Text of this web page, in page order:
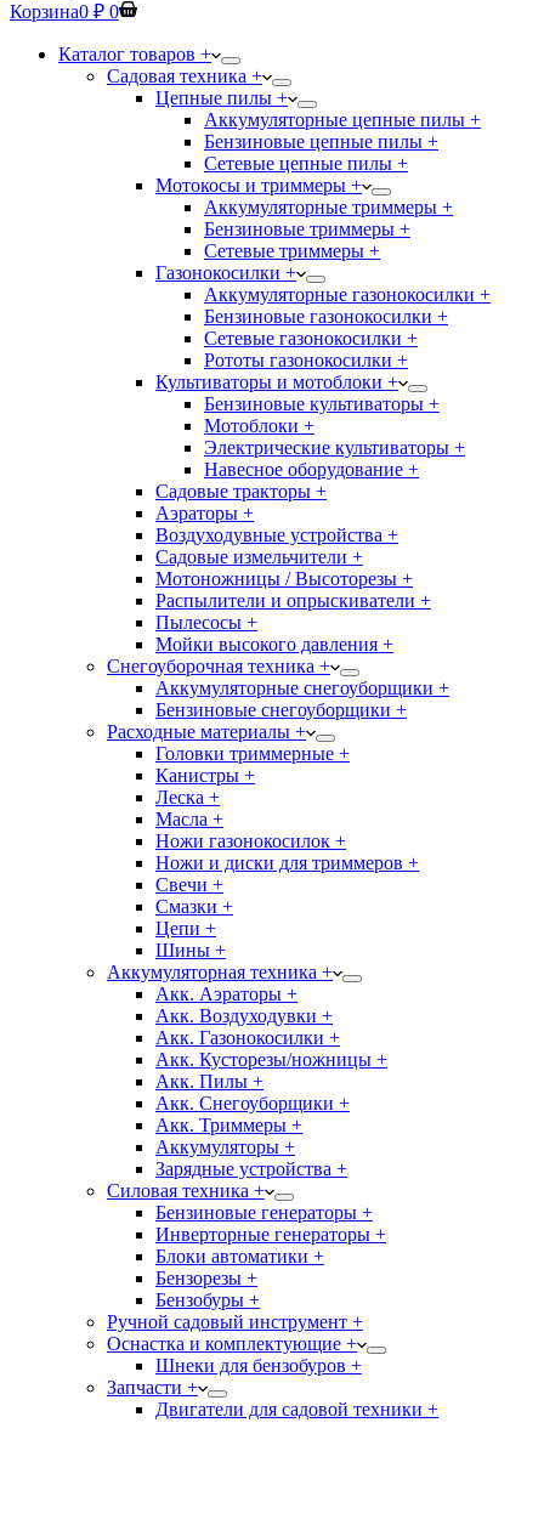
Корзина0 ₽ 0
Каталог товаров +
Садовая техника +
Цепные пилы +
Аккумуляторные цепные пилы +
Бензиновые цепные пилы +
Сетевые цепные пилы +
Мотокосы и триммеры +
Аккумуляторные триммеры +
Бензиновые триммеры +
Сетевые триммеры +
Газонокосилки +
Аккумуляторные газонокосилки +
Бензиновые газонокосилки +
Сетевые газонокосилки +
Рототы газонокосилки +
Культиваторы и мотоблоки +
Бензиновые культиваторы +
Мотоблоки +
Электрические культиваторы +
Навесное оборудование +
Садовые тракторы +
Аэраторы +
Воздуходувные устройства +
Садовые измельчители +
Мотоножницы / Высоторезы +
Распылители и опрыскиватели +
Пылесосы +
Мойки высокого давления +
Снегоуборочная техника +
Аккумуляторные снегоуборщики +
Бензиновые снегоуборщики +
Расходные материалы +
Головки триммерные +
Канистры +
Леска +
Масла +
Ножи газонокосилок +
Ножи и диски для триммеров +
Свечи +
Смазки +
Цепи +
Шины +
Аккумуляторная техника +
Акк. Аэраторы +
Акк. Воздуходувки +
Акк. Газонокосилки +
Акк. Кусторезы/ножницы +
Акк. Пилы +
Акк. Снегоуборщики +
Акк. Триммеры +
Аккумуляторы +
Зарядные устройства +
Силовая техника +
Бензиновые генераторы +
Инверторные генераторы +
Блоки автоматики +
Бензорезы +
Бензобуры +
Ручной садовый инструмент +
Оснастка и комплектующие +
Шнеки для бензобуров +
Запчасти +
Двигатели для садовой техники +